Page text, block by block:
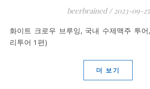
beerbrained / 2023-09-25
화이트 크로우 브루잉, 국내 수제맥주 투어, 평창(국내브루어
리투어 1편)
더 보기